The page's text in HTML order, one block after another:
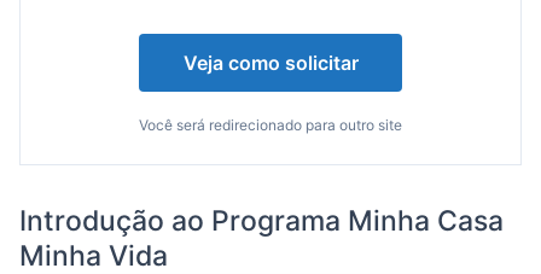
Veja como solicitar
Você será redirecionado para outro site
Introdução ao Programa Minha Casa
Minha Vida